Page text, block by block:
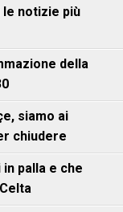
le notizie più
della
siamo ai
chiudere
palla e che